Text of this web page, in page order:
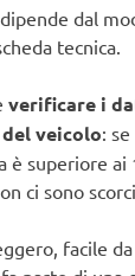
dal
tecnica.
verificare i
veicolo:
è superiore ai
ci sono
facile